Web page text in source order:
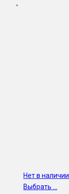
Нет в наличии
Выбрать ...